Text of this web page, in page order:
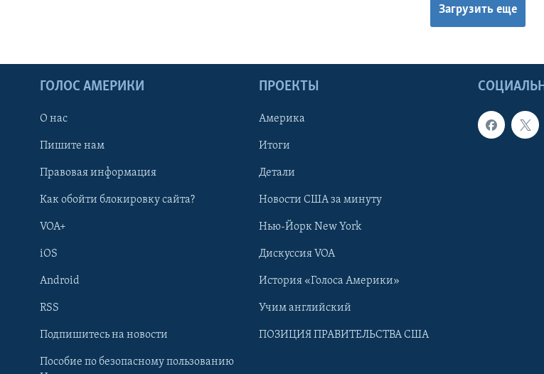
Learning English
Загрузить еще
ГОЛОС АМЕРИКИ
О нас
Пишите нам
Правовая информация
Как обойти блокировку сайта?
VOA+
iOS
Android
RSS
Подпишитесь на новости
Пособие по безопасному пользованию
ПРОЕКТЫ
Америка
Итоги
Детали
Новости США за минуту
Нью-Йорк New York
Дискуссия VOA
История «Голоса Америки»
Учим английский
ПОЗИЦИЯ ПРАВИТЕЛЬСТВА США